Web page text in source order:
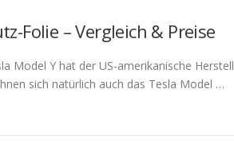
Folie – Vergleich & Preise
Model Y hat der US-amerikanische
sich natürlich auch das Tesla Model …